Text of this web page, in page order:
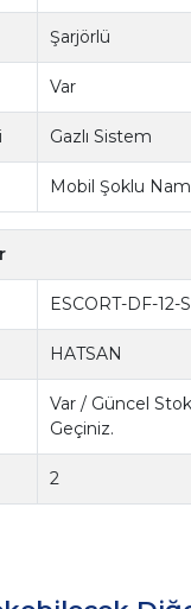
Şarjörlü
Var
Gazlı Sistem
Mobil Şoklu
ESCORT-DF-12-
HATSAN
Var / Güncel
Geçiniz.
2